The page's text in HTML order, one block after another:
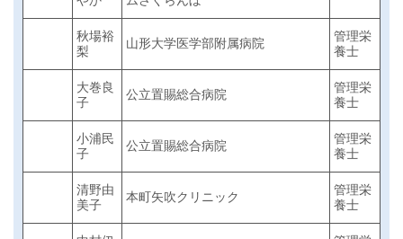
秋場裕
梨
山形大学医学部附属病院
管理栄
養士
大巻良
子
公立置賜総合病院
管理栄
養士
小浦民
子
公立置賜総合病院
管理栄
養士
清野由
美子
本町矢吹クリニック
管理栄
養士